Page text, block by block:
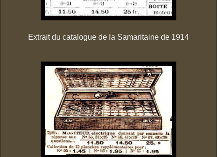
Extrait du catalogue de la Samaritaine de 1914